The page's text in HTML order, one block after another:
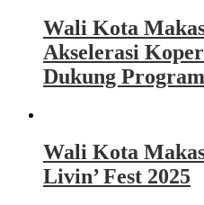
Wali Kota
Akselerasi
Dukung
Wali Kota
Livin’ Fest 2025